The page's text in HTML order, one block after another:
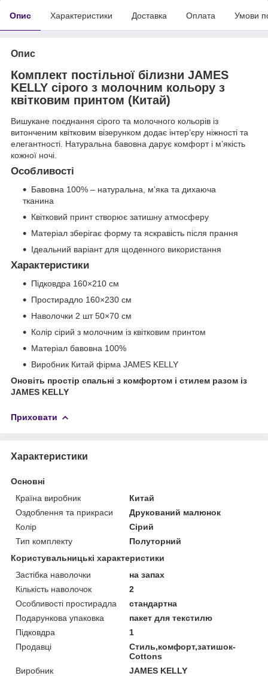
Опис Характеристики Доставка Оплата Умови
Опис
Комплект постільної білизни JAMES
KELLY сірого з молочним кольору з
квітковим принтом (Китай)
Вишукане поєднання сірого та молочного кольорів із
витонченим квітковим візерунком додає інтер’єру ніжності та
елегантності. Натуральна бавовна дарує комфорт і м’якість
кожної ночі.
Особливості
Бавовна 100% – натуральна, м’яка та дихаюча
тканина
Квітковий принт створює затишну атмосферу
Матеріал зберігає форму та яскравість після прання
Ідеальний варіант для щоденного використання
Характеристики
Підковдра 160×210 см
Простирадло 160×230 см
Наволочки 2 шт 50×70 см
Колір сірий з молочним із квітковим принтом
Матеріал бавовна 100%
Виробник Китай фірма JAMES KELLY
Оновіть простір спальні з комфортом і стилем разом із
JAMES KELLY
Приховати
Характеристики
Основні
Країна виробник
Китай
Оздоблення та прикраси
Друкований малюнок
Колір
Сірий
Тип комплекту
Полуторний
Користувальницькі характеристики
Застібка наволочки
на запах
Кількість наволочок
2
Особливості простирадла
стандартна
Подарункова упаковка
пакет для текстилю
Підковдра
1
Продавці
Стиль,комфорт,затишок-
Cottons
Виробник
JAMES KELLY